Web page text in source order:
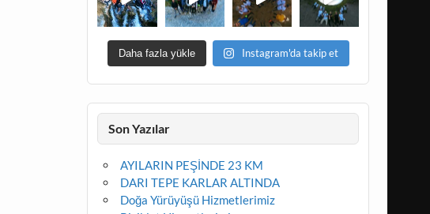
Daha fazla yükle Instagram'da takip et
Son Yazılar
AYILARIN PEŞİNDE 23 KM
DARI TEPE KARLAR ALTINDA
Doğa Yürüyüşü Hizmetlerimiz